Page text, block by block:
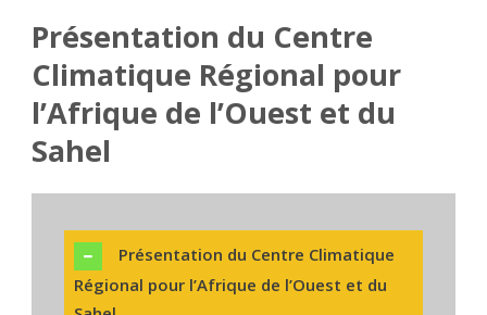
Présentation du Centre
Climatique Régional pour
l’Afrique de l’Ouest et du
Sahel
Présentation du Centre Climatique
Régional pour l’Afrique de l’Ouest et du